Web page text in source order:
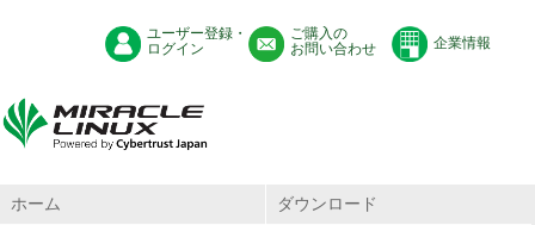
ユーザー登録・
ログイン
ご購入の
お問い合わせ
企業情報
ホーム ダウンロード